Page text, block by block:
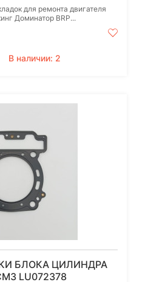
для ремонта двигателя
Доминатор BRP...
В наличии: 2
БЛОКА ЦИЛИНДРА
LU072378